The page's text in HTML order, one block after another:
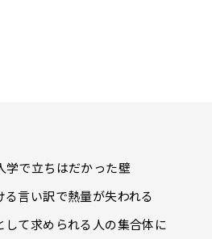
学で立ちはだかった壁
言い訳で熱量が失われる
して求められる人の集合体に